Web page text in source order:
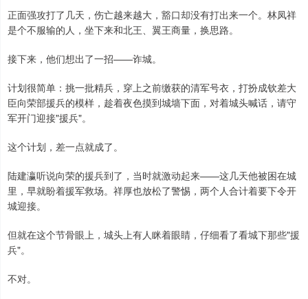
正面强攻打了几天，伤亡越来越大，豁口却没有打出来一个。林凤祥
是个不服输的人，坐下来和北王、翼王商量，换思路。
接下来，他们想出了一招——诈城。
计划很简单：挑一批精兵，穿上之前缴获的清军号衣，打扮成钦差大
臣向荣部援兵的模样，趁着夜色摸到城墙下面，对着城头喊话，请守
军开门迎接"援兵"。
这个计划，差一点就成了。
陆建瀛听说向荣的援兵到了，当时就激动起来——这几天他被困在城
里，早就盼着援军救场。祥厚也放松了警惕，两个人合计着要下令开
城迎接。
但就在这个节骨眼上，城头上有人眯着眼睛，仔细看了看城下那些"援
兵"。
不对。